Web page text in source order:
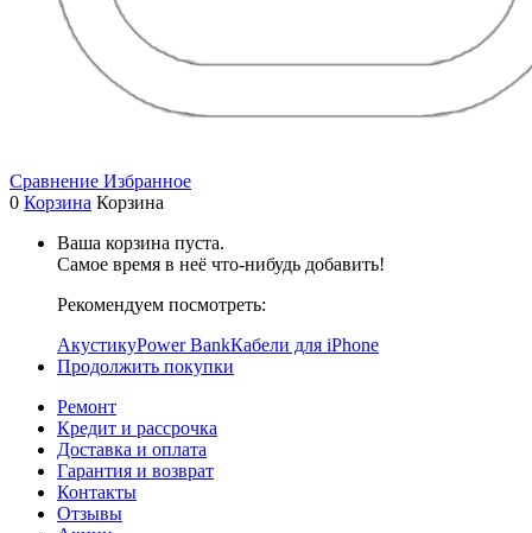
Сравнение Избранное
0 Корзина Корзина
Ваша корзина пуста.
Самое время в неё что-нибудь добавить!
Рекомендуем посмотреть:
АкустикуPower BankКабели для iPhone
Продолжить покупки
Ремонт
Кредит и рассрочка
Доставка и оплата
Гарантия и возврат
Контакты
Отзывы